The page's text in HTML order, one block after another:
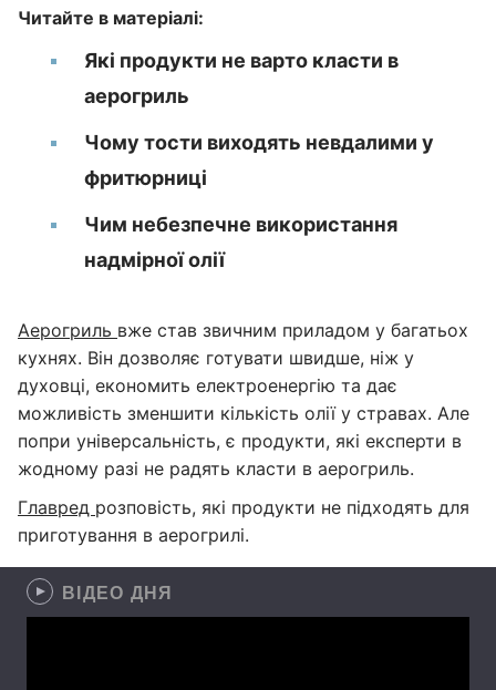
Читайте в матеріалі:
Які продукти не варто класти в
аерогриль
Чому тости виходять невдалими у
фритюрниці
Чим небезпечне використання
надмірної олії
Аерогриль вже став звичним приладом у багатьох
кухнях. Він дозволяє готувати швидше, ніж у
духовці, економить електроенергію та дає
можливість зменшити кількість олії у стравах. Але
попри універсальність, є продукти, які експерти в
жодному разі не радять класти в аерогриль.
Главред розповість, які продукти не підходять для
приготування в аерогрилі.
ВІДЕО ДНЯ